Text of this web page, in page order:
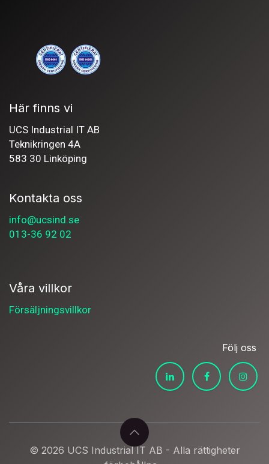
Här finns vi
UCS Industrial IT AB
Teknikringen 4A
583 30 Linköping
Kontakta oss
info@ucsind.se
013-36 92 02
Våra villkor
Försäljningsvillkor
Följ oss
© 2026 UCS Industrial IT AB - Alla rättigheter